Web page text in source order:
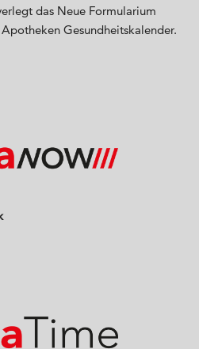
das Neue Formularium
Gesundheitskalender.